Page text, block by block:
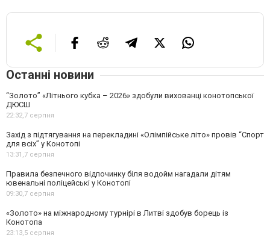
Останні новини
“Золото” «Літнього кубка – 2026» здобули вихованці конотопської
ДЮСШ
22:32,7 серпня
Захід з підтягування на перекладині «Олімпійське літо» провів “Спорт
для всіх” у Конотопі
13:31,7 серпня
Правила безпечного відпочинку біля водойм нагадали дітям
ювенальні поліцейські у Конотопі
09:30,7 серпня
«Золото» на міжнародному турнірі в Литві здобув борець із
Конотопа
23:13,5 серпня